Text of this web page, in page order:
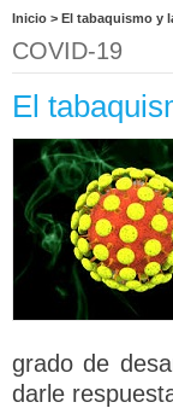
Inicio > El tabaquismo y
COVID-19
El
grado de
darle